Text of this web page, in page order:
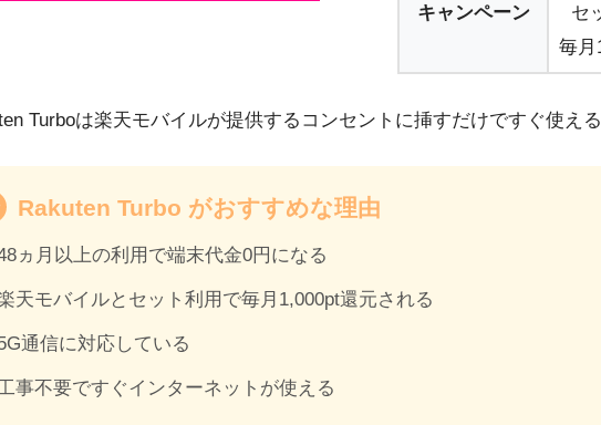
キャンペーン
セ
毎月
Turboは楽天モバイルが提供するコンセントに挿すだけですぐ使える
Rakuten Turbo がおすすめな理由
ヵ月以上の利用で端末代金0円になる
天モバイルとセット利用で毎月1,000pt還元される
通信に対応している
事不要ですぐインターネットが使える